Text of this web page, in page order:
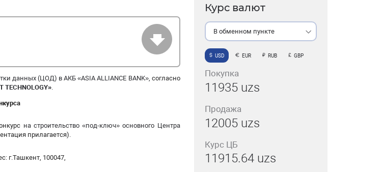
данных (ЦОД) вАКБ «ASIA ALLIANCE BANK», согласно
TECHNOLOGY».
на строительство «под-ключ» основного Центра
прилагается).
г.Ташкент, 100047,
Курс валют
В обменном пункте
USD EUR RUB GBP
Покупка
11935 uzs
Продажа
12005 uzs
Курс ЦБ
11915.64 uzs